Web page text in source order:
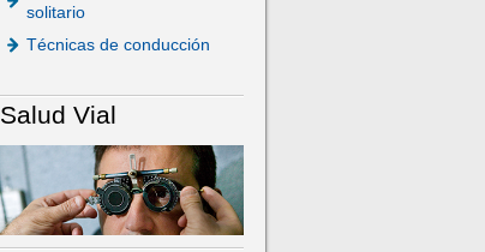
solitario
Técnicas de conducción
Salud Vial